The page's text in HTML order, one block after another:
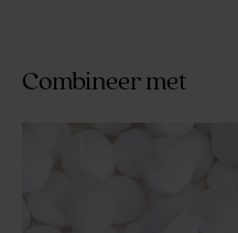
Combineer met